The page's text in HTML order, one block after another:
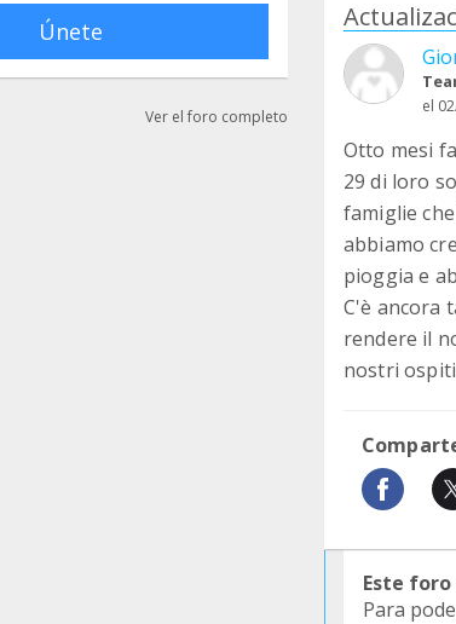
Únete
Ver el foro completo el
Otto mesi
29 di loro
famiglie
abbiamo
pioggia e
C'è ancora
rendere il
nostri
Este
Para